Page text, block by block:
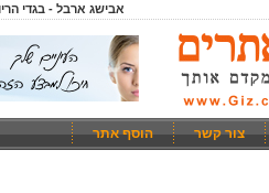
אבישג ארבל - בגדי
צור קשר הוסף אתר